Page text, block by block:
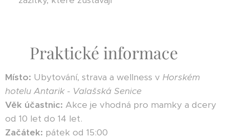
📍 Praktické informace
Místo: Ubytování, strava a wellness v Horském
hotelu Antarik - Valašská Senice
Věk účastnic: Akce je vhodná pro mamky a dcery
od 10 let do 14 let.
Začátek: pátek od 15:00